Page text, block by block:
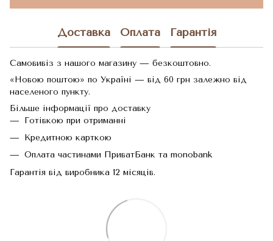
Доставка Оплата Гарантія
Самовивіз з нашого магазину — безкоштовно.
«Новою поштою» по Україні — від 60 грн залежно від
населеного пункту.
Більше інформації про доставку
Готівкою при отриманні
Кредитною карткою
Оплата частинами ПриватБанк та monobank
Гарантія від виробника 12 місяців.